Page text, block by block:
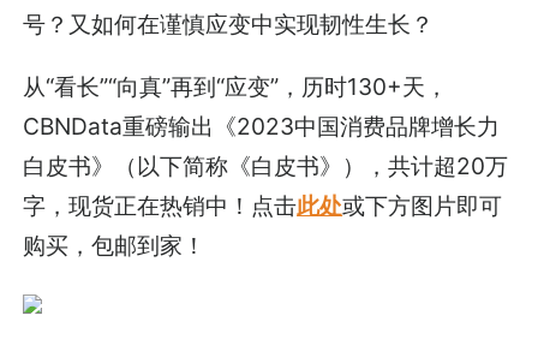
号？又如何在谨慎应变中实现韧性生长？
从“看长”“向真”再到“应变”，历时130+天，
CBNData重磅输出《2023中国消费品牌增长力
白皮书》（以下简称《白皮书》），共计超20万
字，现货正在热销中！点击此处或下方图片即可
购买，包邮到家！